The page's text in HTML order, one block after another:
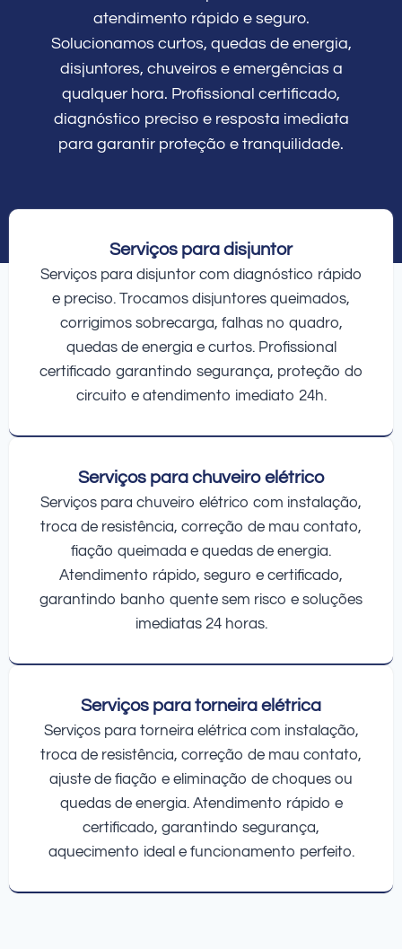
atendimento rápido e seguro.
Solucionamos curtos, quedas de energia,
disjuntores, chuveiros e emergências a
qualquer hora. Profissional certificado,
diagnóstico preciso e resposta imediata
para garantir proteção e tranquilidade.
Serviços para disjuntor
Serviços para disjuntor com diagnóstico rápido
e preciso. Trocamos disjuntores queimados,
corrigimos sobrecarga, falhas no quadro,
quedas de energia e curtos. Profissional
certificado garantindo segurança, proteção do
circuito e atendimento imediato 24h.
Serviços para chuveiro elétrico
Serviços para chuveiro elétrico com instalação,
troca de resistência, correção de mau contato,
fiação queimada e quedas de energia.
Atendimento rápido, seguro e certificado,
garantindo banho quente sem risco e soluções
imediatas 24 horas.
Serviços para torneira elétrica
Serviços para torneira elétrica com instalação,
troca de resistência, correção de mau contato,
ajuste de fiação e eliminação de choques ou
quedas de energia. Atendimento rápido e
certificado, garantindo segurança,
aquecimento ideal e funcionamento perfeito.